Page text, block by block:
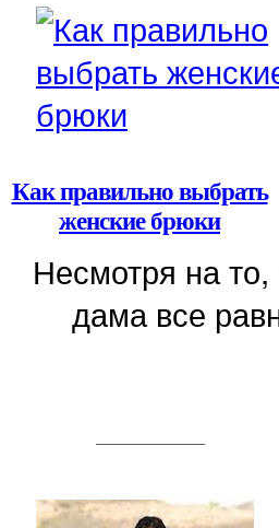
Как правильно выбрать
женские брюки
Несмотря на
дама все